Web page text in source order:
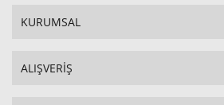
KURUMSAL
ALIŞVERİŞ